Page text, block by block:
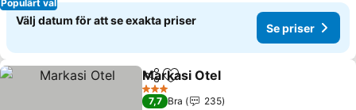
Populärt val
Välj datum för att se exakta priser
Se priser
Dela Lägg till i Mina Favoriter
Markasi Otel
3 Stjärnor
7,7 Bra
235